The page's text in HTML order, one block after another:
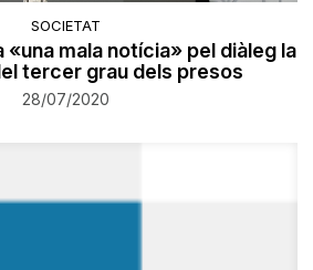
SOCIETAT
mala notícia» pel diàleg la
tercer grau dels presos
28/07/2020